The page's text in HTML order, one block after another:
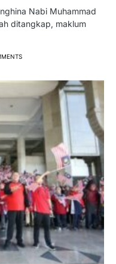
Nabi Muhammad
ditangkap, maklum